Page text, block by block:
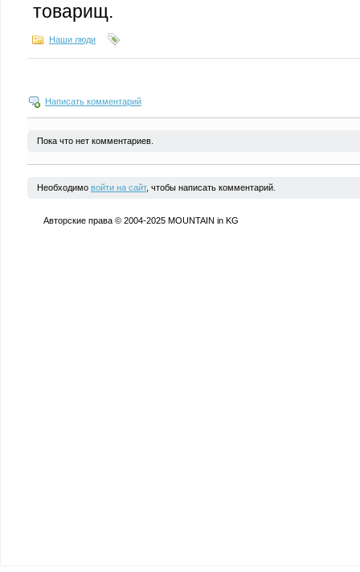
товарищ.
Наши люди
Написать комментарий
Пока что нет комментариев.
Необходимо войти на сайт, чтобы написать комментарий.
Авторские права © 2004-2025 MOUNTAIN in KG